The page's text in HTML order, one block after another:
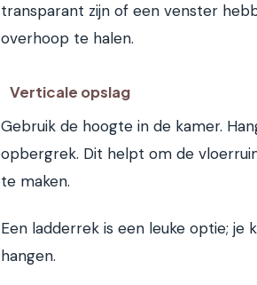
transparant zijn of een venster
overhoop te halen.
Verticale opslag
Gebruik de hoogte in de kamer.
opbergrek. Dit helpt om de
te maken.
Een ladderrek is een leuke optie;
hangen.